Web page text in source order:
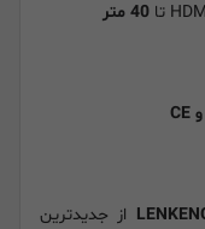
40 متر
از جدیدترین